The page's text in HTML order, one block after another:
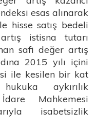
esas alınarak
hisse satış bedeli
istisna tutarı
safi değer artış
2015 yılı içini
ile kesilen bir kat
aykırılık
Mahkemesi
isabetsizlik